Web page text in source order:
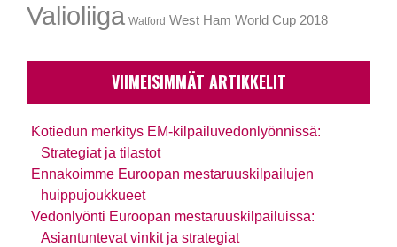
Valioliiga Watford West Ham World Cup 2018
VIIMEISIMMÄT ARTIKKELIT
Kotiedun merkitys EM-kilpailuvedonlyönnissä:
Strategiat ja tilastot
Ennakoimme Euroopan mestaruuskilpailujen
huippujoukkueet
Vedonlyönti Euroopan mestaruuskilpailuissa:
Asiantuntevat vinkit ja strategiat